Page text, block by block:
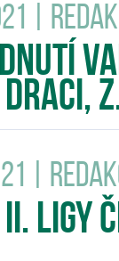
|
|
II. Ligy